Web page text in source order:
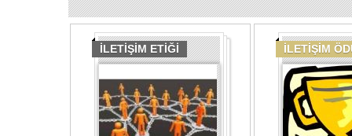
İLETİŞİM ETİĞİ İLETİŞİM